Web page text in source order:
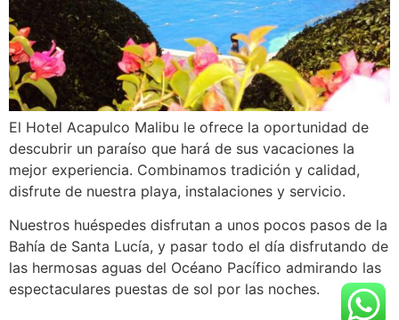
El Hotel Acapulco Malibu le ofrece la oportunidad de
descubrir un paraíso que hará de sus vacaciones la
mejor experiencia. Combinamos tradición y calidad,
disfrute de nuestra playa, instalaciones y servicio.
Nuestros huéspedes disfrutan a unos pocos pasos de la
Bahía de Santa Lucía, y pasar todo el día disfrutando de
las hermosas aguas del Océano Pacífico admirando las
espectaculares puestas de sol por las noches.